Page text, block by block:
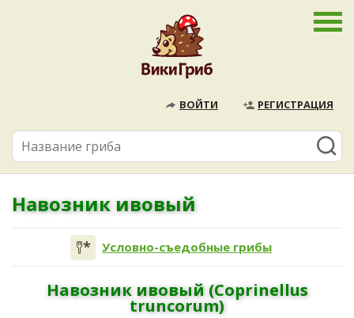
ВОЙТИ РЕГИСТРАЦИЯ
Навозник ивовый
Условно-съедобные грибы
Навозник ивовый (Coprinellus
truncorum)